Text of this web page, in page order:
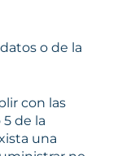
o de la
con las
de la
una